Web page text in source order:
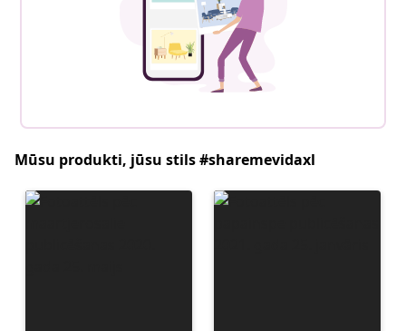
Mūsu produkti, jūsu stils #sharemevidaxl